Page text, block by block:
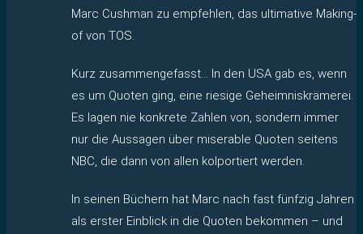
Marc Cushman zu empfehlen, das ultimative Making-
of von TOS.
Kurz zusammengefasst… In den USA gab es, wenn
es um Quoten ging, eine riesige Geheimniskrämerei.
Es lagen nie konkrete Zahlen von, sondern immer
nur die Aussagen über miserable Quoten seitens
NBC, die dann von allen kolportiert werden.
In seinen Büchern hat Marc nach fast fünfzig Jahren
als erster Einblick in die Quoten bekommen – und